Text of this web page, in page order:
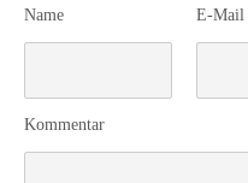
Name E-Mail
Kommentar